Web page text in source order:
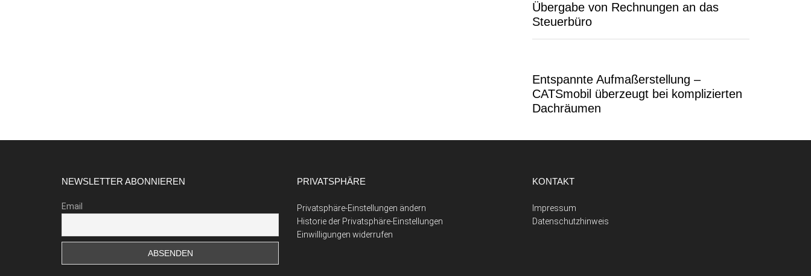
Übergabe von Rechnungen an das
Steuerbüro
Entspannte Aufmaßerstellung –
CATSmobil überzeugt bei komplizierten
Dachräumen
NEWSLETTER ABONNIEREN
Email
PRIVATSPHÄRE
Privatsphäre-Einstellungen ändern
Historie der Privatsphäre-Einstellungen
Einwilligungen widerrufen
KONTAKT
Impressum
Datenschutzhinweis